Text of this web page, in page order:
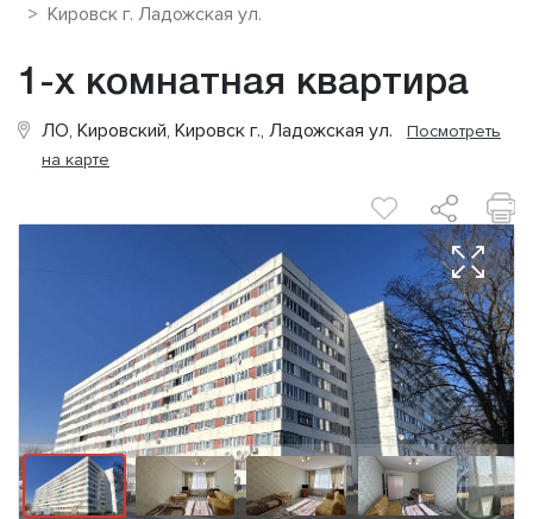
Кировск г. Ладожская ул.
1-х комнатная квартира
ЛО, Кировский, Кировск г., Ладожская ул. Посмотреть
на карте